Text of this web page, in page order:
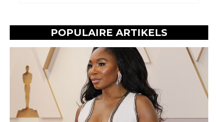
POPULAIRE ARTIKELS